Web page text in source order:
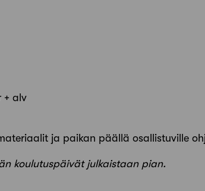
+ alv
ja paikan päällä osallistuville
koulutuspäivät julkaistaan pian.